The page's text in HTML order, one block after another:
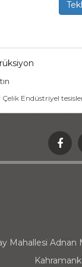
Çelik Endüstriyel
Mahallesi Adnan